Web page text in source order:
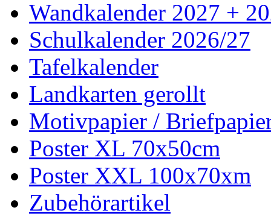
Wandkalender 2027 +
Schulkalender 2026/27
Tafelkalender
Landkarten gerollt
Motivpapier /
Poster XL 70x50cm
Poster XXL 100x70xm
Zubehörartikel